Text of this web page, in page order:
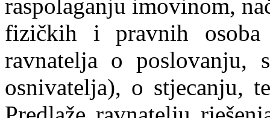
raspolaganju imovinom,
fizičkih i pravnih osoba
ravnatelja o poslovanju,
osnivatelja), o stjecanju,